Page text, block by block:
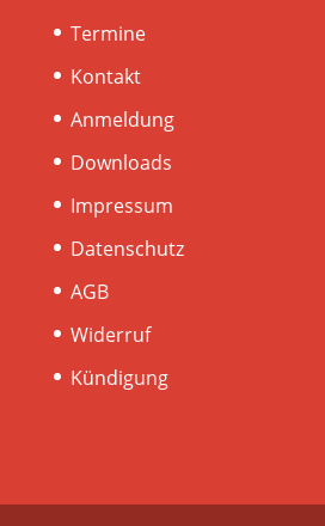
Termine
Kontakt
Anmeldung
Downloads
Impressum
Datenschutz
AGB
Widerruf
Kündigung